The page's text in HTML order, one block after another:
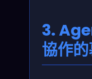
3.
協作